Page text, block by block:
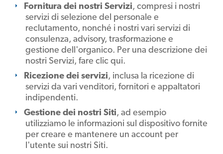
Fornitura dei nostri Servizi, compresi i nostri
servizi di selezione del personale e
reclutamento, nonché i nostri vari servizi di
consulenza, advisory, trasformazione e
gestione dell'organico. Per una descrizione dei
nostri Servizi, fare clic qui.
Ricezione dei servizi, inclusa la ricezione di
servizi da vari venditori, fornitori e appaltatori
indipendenti.
Gestione dei nostri Siti, ad esempio
utilizziamo le informazioni sul dispositivo fornite
per creare e mantenere un account per
l'utente sui nostri Siti.